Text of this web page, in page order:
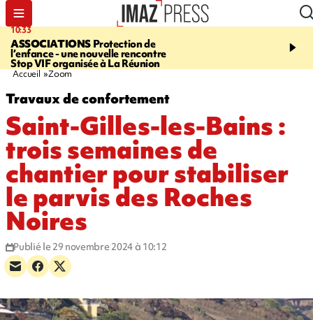
10:33
ASSOCIATIONSProtection de
l’enfance - une nouvelle rencontre
Stop VIF organisée à La Réunion
15:03
Vaste feu
l'ouest du pays, 20.000
Accueil Zoom
Travaux de confortement
Saint-Gilles-les-Bains :
trois semaines de
chantier pour stabiliser
le parvis des Roches
Noires
Publié le 29 novembre 2024 à 10:12